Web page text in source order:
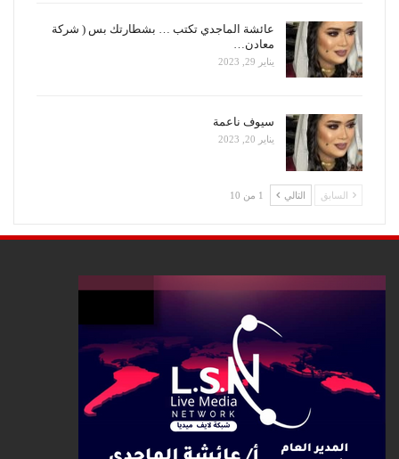
عائشة الماجدي تكتب … بشطارتك بس ( شركة
معادن…
يناير 29, 2023
سيوف ناعمة
يناير 20, 2023
السابق التالي 1 من 10